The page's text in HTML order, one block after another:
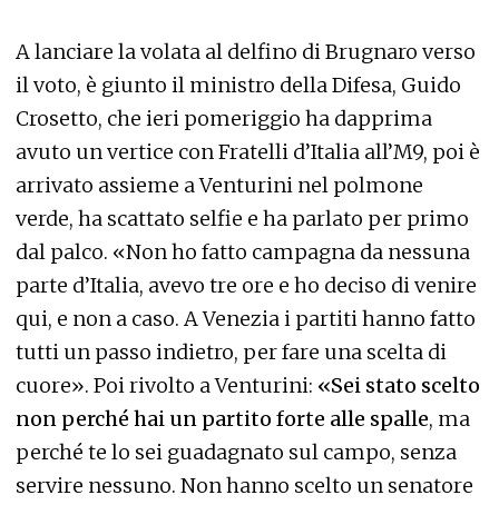
A lanciare la volata al delfino di Brugnaro verso
il voto, è giunto il ministro della Difesa, Guido
Crosetto, che ieri pomeriggio ha dapprima
avuto un vertice con Fratelli d’Italia all’M9, poi è
arrivato assieme a Venturini nel polmone
verde, ha scattato selfie e ha parlato per primo
dal palco. «Non ho fatto campagna da nessuna
parte d’Italia, avevo tre ore e ho deciso di venire
qui, e non a caso. A Venezia i partiti hanno fatto
tutti un passo indietro, per fare una scelta di
cuore». Poi rivolto a Venturini: «Sei stato scelto
non perché hai un partito forte alle spalle, ma
perché te lo sei guadagnato sul campo, senza
servire nessuno. Non hanno scelto un senatore